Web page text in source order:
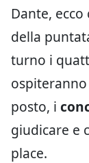
Dante,
della
turno i
posto, i
giudicare e
place.